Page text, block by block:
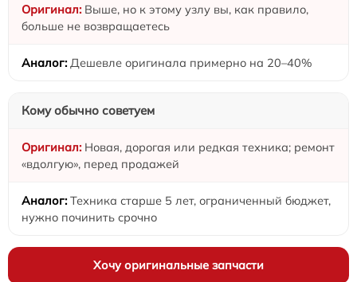
Выше, но к этому узлу вы, как правило,
больше не возвращаетесь
Дешевле оригинала примерно на 20–40%
Кому обычно советуем
Новая, дорогая или редкая техника; ремонт
«вдолгую», перед продажей
Техника старше 5 лет, ограниченный бюджет,
нужно починить срочно
Хочу оригинальные запчасти